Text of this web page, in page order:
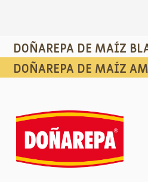
DOÑAREPA DE MAÍZ
DOÑAREPA DE MAÍZ